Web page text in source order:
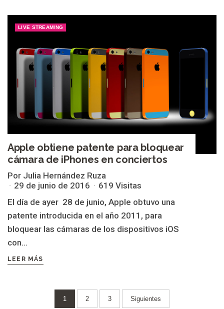
LIVE STREAMING
Apple obtiene patente para bloquear
cámara de iPhones en conciertos
Por Julia Hernández Ruza
29 de junio de 2016
619 Visitas
El día de ayer 28 de junio, Apple obtuvo una
patente introducida en el año 2011, para
bloquear las cámaras de los dispositivos iOS
con...
LEER MÁS
Paginación
1 2 3 Siguientes